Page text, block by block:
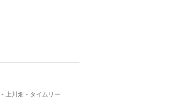
上川畑
タイムリー